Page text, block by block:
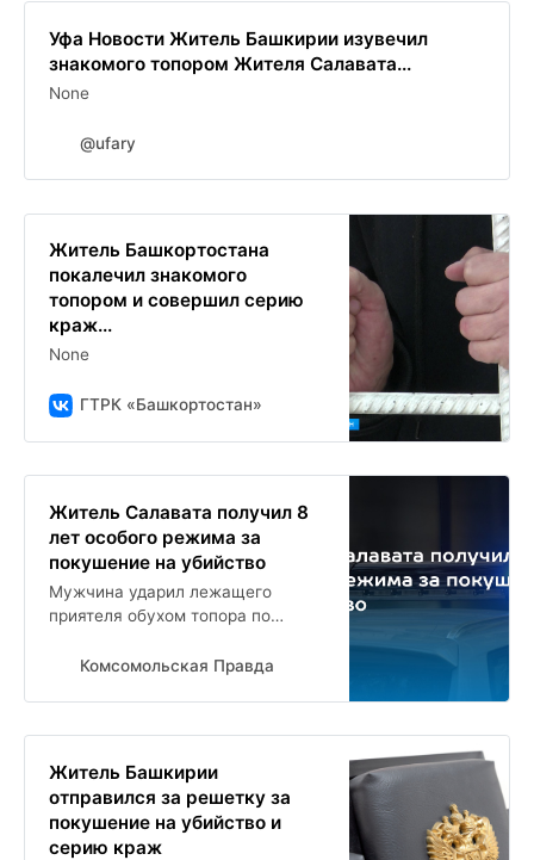
Уфа Новости Житель Башкирии изувечил
знакомого топором Жителя Салавата...
None
@ufary
Житель Башкортостана
покалечил знакомого
топором и совершил серию
краж...
None
ГТРК «Башкортостан»
Житель Салавата получил 8
лет особого режима за
покушение на убийство
Мужчина ударил лежащего
приятеля обухом топора по
Комсомольская Правда
Житель Башкирии
отправился за решетку за
покушение на убийство и
серию краж